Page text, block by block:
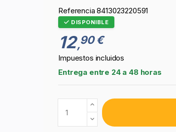
Referencia 8413023220591
DISPONIBLE
12,90 €
Impuestos incluidos
Entrega entre 24 a 48 horas